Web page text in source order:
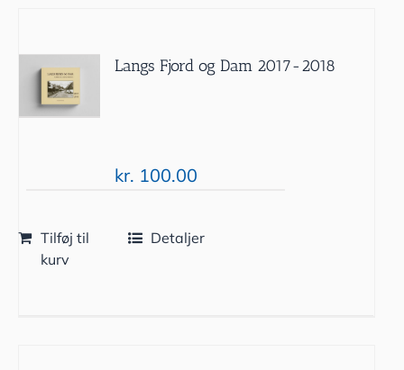
Langs Fjord og Dam 2017-2018
kr. 100.00
Tilføj til
kurv
Detaljer